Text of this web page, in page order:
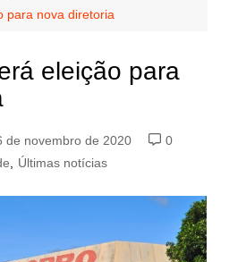
para nova diretoria
eleição para
de novembro de 2020
0
Últimas notícias